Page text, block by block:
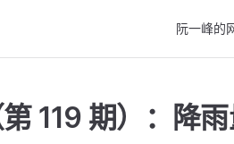
阮一峰的
119 期）：降